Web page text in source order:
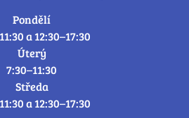
Pondělí
a 12:30–17:30
Úterý
7:30–11:30
Středa
a 12:30–17:30